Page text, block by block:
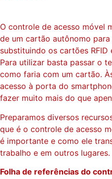
O controle de acesso móvel
de um cartão autônomo
substituindo os cartões
Para utilizar basta passar o
como faria com um cartão.
acesso à porta do
fazer muito mais do que
Preparamos diversos
que é o controle de acesso
é importante e como ele
trabalho e em outros lugares.
Folha de referências do